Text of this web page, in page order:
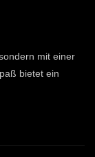
mit einer
bietet ein